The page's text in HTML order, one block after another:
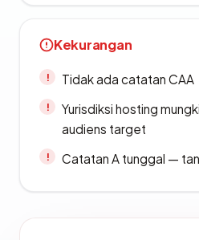
Kekurangan
Tidak ada catatan CAA
Yurisdiksi hosting
audiens target
Catatan A tunggal —